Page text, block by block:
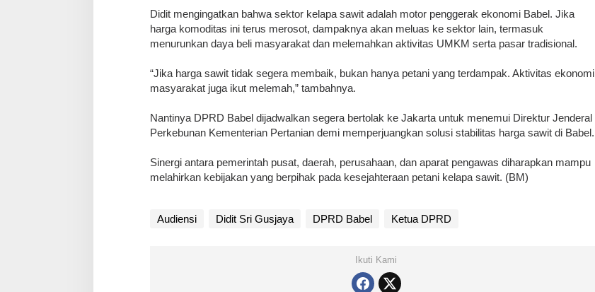
Didit mengingatkan bahwa sektor kelapa sawit adalah motor penggerak ekonomi Babel. Jika
harga komoditas ini terus merosot, dampaknya akan meluas ke sektor lain, termasuk
menurunkan daya beli masyarakat dan melemahkan aktivitas UMKM serta pasar tradisional.
“Jika harga sawit tidak segera membaik, bukan hanya petani yang terdampak. Aktivitas ekonomi
masyarakat juga ikut melemah,” tambahnya.
Nantinya DPRD Babel dijadwalkan segera bertolak ke Jakarta untuk menemui Direktur Jenderal
Perkebunan Kementerian Pertanian demi memperjuangkan solusi stabilitas harga sawit di Babel.
Sinergi antara pemerintah pusat, daerah, perusahaan, dan aparat pengawas diharapkan mampu
melahirkan kebijakan yang berpihak pada kesejahteraan petani kelapa sawit. (BM)
Audiensi Didit Sri Gusjaya DPRD Babel Ketua DPRD
Ikuti Kami